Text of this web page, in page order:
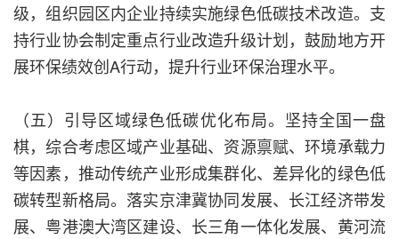
级，组织园区内企业持续实施绿色低碳技术改造。支
持行业协会制定重点行业改造升级计划，鼓励地方开
展环保绩效创A行动，提升行业环保治理水平。
（五）引导区域绿色低碳优化布局。坚持全国一盘
棋，综合考虑区域产业基础、资源禀赋、环境承载力
等因素，推动传统产业形成集群化、差异化的绿色低
碳转型新格局。落实京津冀协同发展、长江经济带发
展、粤港澳大湾区建设、长三角一体化发展、黄河流